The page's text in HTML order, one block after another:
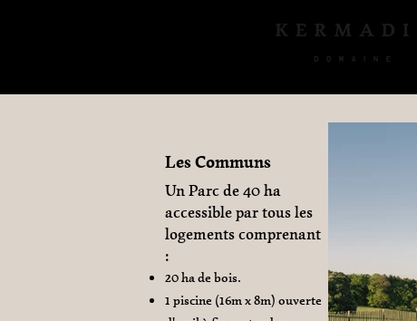
Les Communs
Un Parc de 40 ha
accessible par tous les
logements comprenant
:
20 ha de bois.
1 piscine (16m x 8m)ouverte